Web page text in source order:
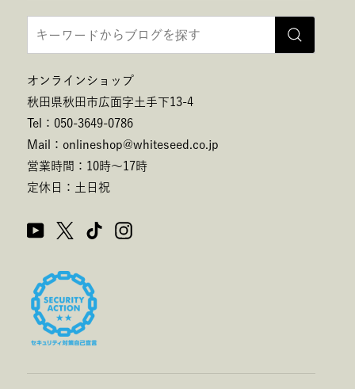
オンラインショップ
秋田県秋田市広面字土手下13-4
Tel：050-3649-0786
Mail：onlineshop@whiteseed.co.jp
営業時間：10時～17時
定休日：土日祝